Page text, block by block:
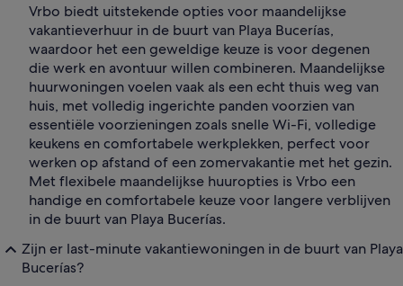
Vrbo biedt uitstekende opties voor maandelijkse
vakantieverhuur in de buurt van Playa Bucerías,
waardoor het een geweldige keuze is voor degenen
die werk en avontuur willen combineren. Maandelijkse
huurwoningen voelen vaak als een echt thuis weg van
huis, met volledig ingerichte panden voorzien van
essentiële voorzieningen zoals snelle Wi-Fi, volledige
keukens en comfortabele werkplekken, perfect voor
werken op afstand of een zomervakantie met het gezin.
Met flexibele maandelijkse huuropties is Vrbo een
handige en comfortabele keuze voor langere verblijven
in de buurt van Playa Bucerías.
Zijn er last-minute vakantiewoningen in de buurt van Playa
Bucerías?